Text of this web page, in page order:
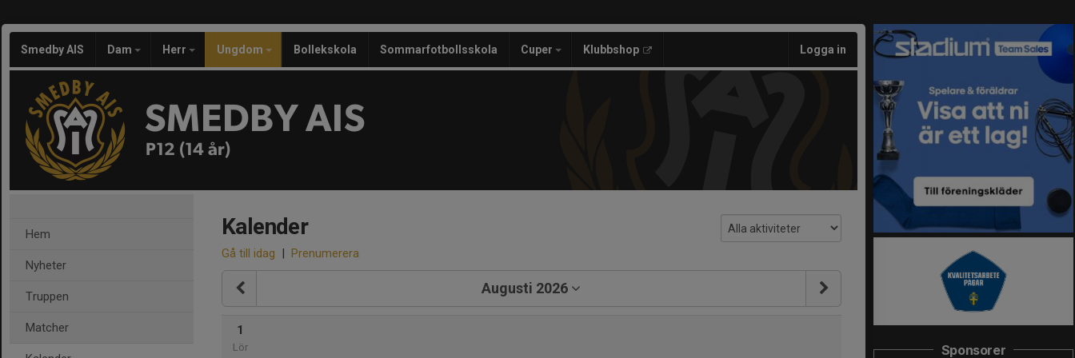
Smedby AIS Dam Herr Ungdom Bollekskola Sommarfotbollsskola Cuper Klubbshop Logga in
SMEDBY AIS
P12 (14 år)
Hem
Nyheter
Truppen
Matcher
Kalender
Gå till idag | Prenumerera
Augusti 2026
1
Lör Sponsorer